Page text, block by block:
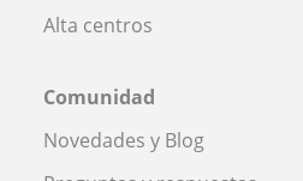
Alta centros
Comunidad
Novedades y Blog